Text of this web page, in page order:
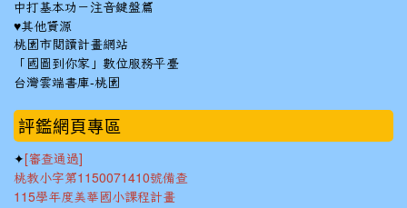
中打基本功－注音鍵盤篇
♥其他資源
桃園市閱讀計畫網站
「國圖到你家」數位服務平臺
台灣雲端書庫-桃園
::: 評鑑網頁專區
✦ [審查通過]
桃教小字第1150071410號備查
115學年度美華國小課程計畫